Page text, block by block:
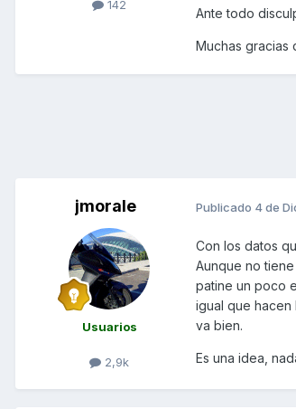
142
Ante todo
Muchas gracias
jmorale
Usuarios
2,9k
Publicado 4 de
Con los datos
Aunque no
patine un poco
igual que
va bien.
Es una idea,